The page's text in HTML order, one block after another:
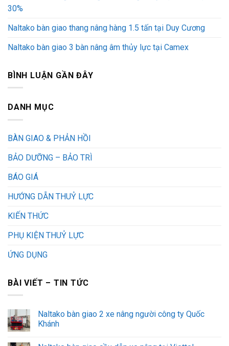
30%
Naltako bàn giao thang nâng hàng 1.5 tấn tại Duy Cương
Naltako bàn giao 3 bàn nâng âm thủy lực tại Camex
BÌNH LUẬN GẦN ĐÂY
DANH MỤC
BÀN GIAO & PHẢN HỒI
BẢO DƯỠNG – BẢO TRÌ
BÁO GIÁ
HƯỚNG DẪN THUỶ LỰC
KIẾN THỨC
PHỤ KIỆN THUỶ LỰC
ỨNG DỤNG
BÀI VIẾT – TIN TỨC
Naltako bàn giao 2 xe nâng người công ty Quốc
Khánh